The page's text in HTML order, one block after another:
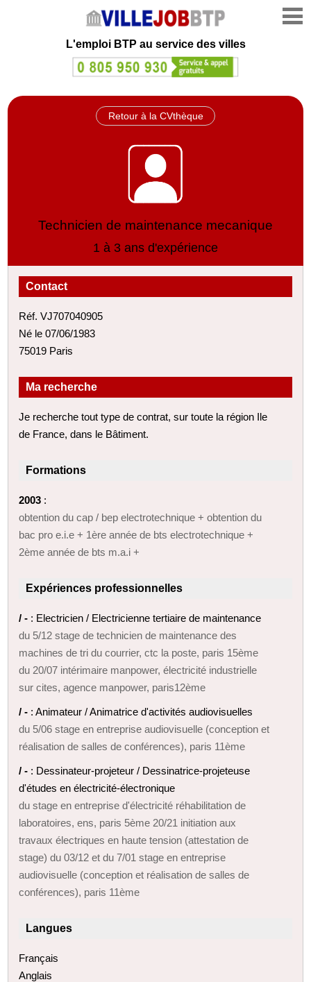
L'emploi BTP au service des villes
Retour à la CVthèque
Technicien de maintenance mecanique
1 à 3 ans d'expérience
Contact
Réf. VJ707040905
Né le 07/06/1983
75019 Paris
Ma recherche
Je recherche tout type de contrat, sur toute la région Ile
de France, dans le Bâtiment.
Formations
2003 :
obtention du cap / bep electrotechnique + obtention du
bac pro e.i.e + 1ère année de bts electrotechnique +
2ème année de bts m.a.i +
Expériences professionnelles
/ - : Electricien / Electricienne tertiaire de maintenance
du 5/12 stage de technicien de maintenance des
machines de tri du courrier, ctc la poste, paris 15ème
du 20/07 intérimaire manpower, électricité industrielle
sur cites, agence manpower, paris12ème
/ - : Animateur / Animatrice d'activités audiovisuelles
du 5/06 stage en entreprise audiovisuelle (conception et
réalisation de salles de conférences), paris 11ème
/ - : Dessinateur-projeteur / Dessinatrice-projeteuse
d'études en électricité-électronique
du stage en entreprise d'électricité réhabilitation de
laboratoires, ens, paris 5ème 20/21 initiation aux
travaux électriques en haute tension (attestation de
stage) du 03/12 et du 7/01 stage en entreprise
audiovisuelle (conception et réalisation de salles de
conférences), paris 11ème
Langues
Français
Anglais